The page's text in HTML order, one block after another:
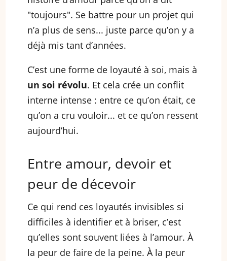
"toujours". Se battre pour un projet qui
n’a plus de sens... juste parce qu’on y a
déjà mis tant d’années.
C’est une forme de loyauté à soi, mais à
un soi révolu. Et cela crée un conflit
interne intense : entre ce qu’on était, ce
qu’on a cru vouloir... et ce qu’on ressent
aujourd’hui.
Entre amour, devoir et
peur de décevoir
Ce qui rend ces loyautés invisibles si
difficiles à identifier et à briser, c’est
qu’elles sont souvent liées à l’amour. À
la peur de faire de la peine. À la peur